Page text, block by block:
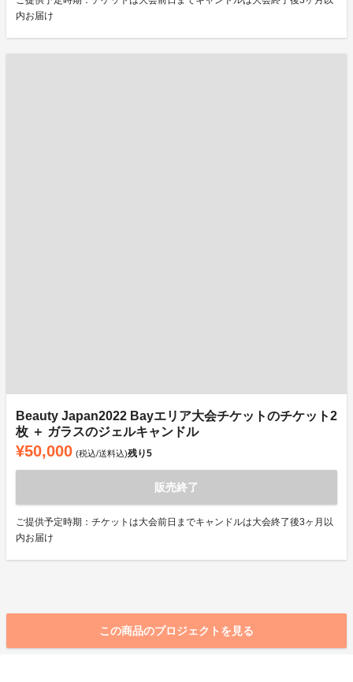
内お届け
Beauty Japan2022 Bayエリア大会チケットのチケット2
枚 ＋ ガラスのジェルキャンドル
¥50,000 (税込/送料込)残り5
販売終了
ご提供予定時期：チケットは大会前日までキャンドルは大会終了後3ヶ月以
内お届け
この商品のプロジェクトを見る